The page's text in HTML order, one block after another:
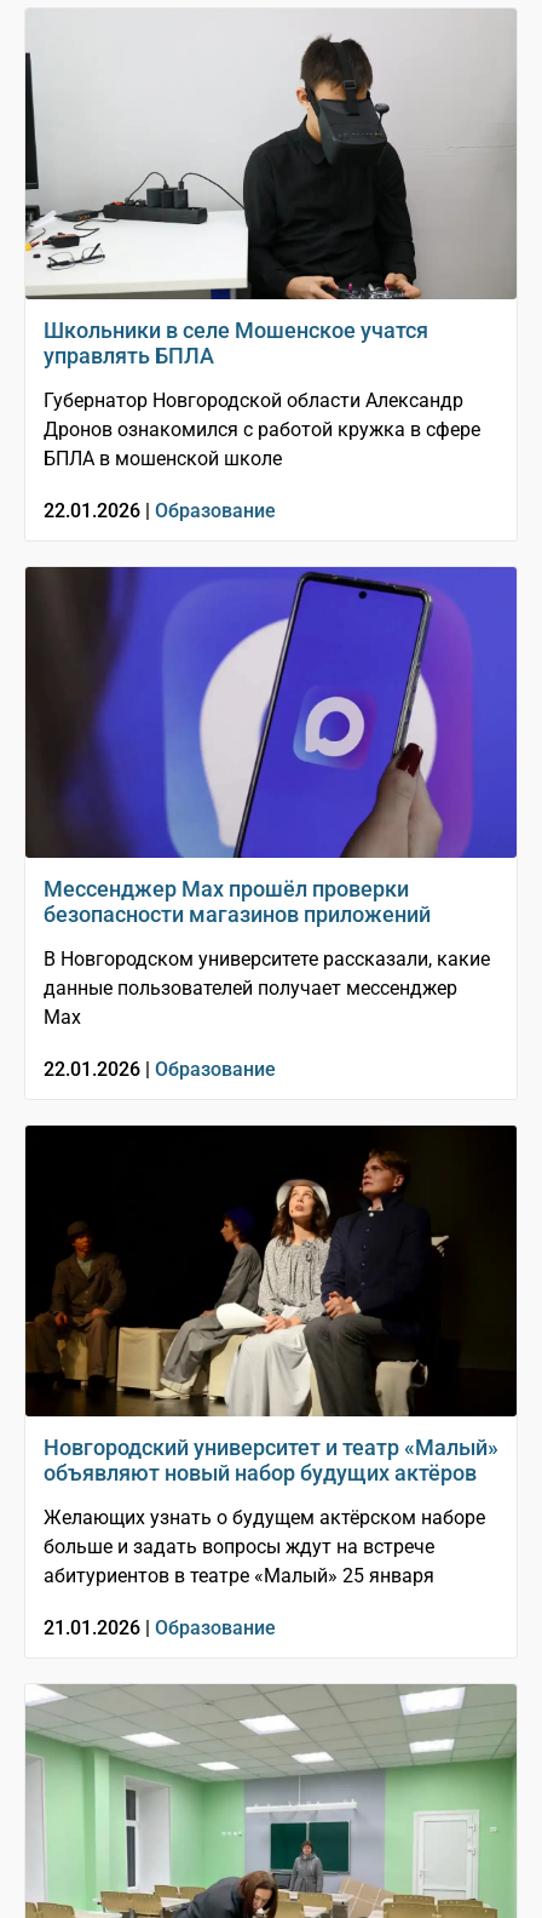
Школьники в селе Мошенское учатся
управлять БПЛА
Губернатор Новгородской области Александр
Дронов ознакомился с работой кружка в сфере
БПЛА в мошенской школе
22.01.2026 | Образование
Мессенджер Мах прошёл проверки
безопасности магазинов приложений
В Новгородском университете рассказали, какие
данные пользователей получает мессенджер
Мах
22.01.2026 | Образование
Новгородский университет и театр «Малый»
объявляют новый набор будущих актёров
Желающих узнать о будущем актёрском наборе
больше и задать вопросы ждут на встрече
абитуриентов в театре «Малый» 25 января
21.01.2026 | Образование